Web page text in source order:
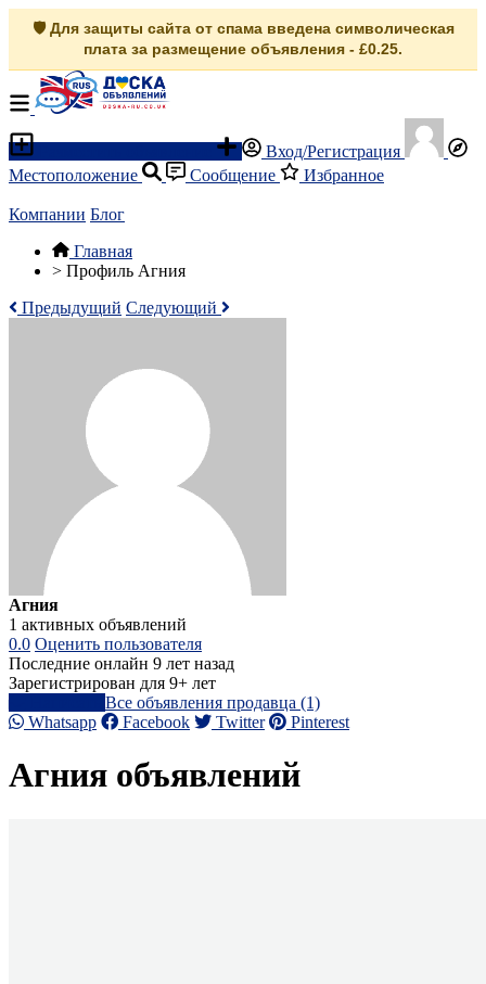
🛡️ Для защиты сайта от спама введена символическая
плата за размещение объявления - £0.25.
Вход/Регистрация
Местоположение
Сообщение Избранное
Компании Блог
Главная
> Профиль Агния
Предыдущий Следующий
Агния
1 активных объявлений
0.0 Оценить пользователя
Последние онлайн 9 лет назад
Зарегистрирован для 9+ лет
Все объявления продавца (1)
Whatsapp
Facebook Twitter Pinterest
Агния объявлений